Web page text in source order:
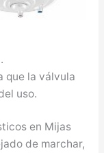
que la válvula
uso.
en Mijas
de marchar,